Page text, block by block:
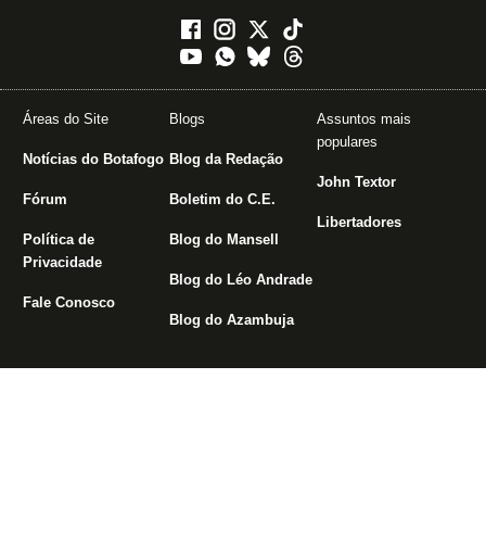
Áreas do Site
Notícias do Botafogo
Fórum
Política de
Privacidade
Fale Conosco
Blogs
Blog da Redação
Boletim do C.E.
Blog do Mansell
Blog do Léo Andrade
Blog do Azambuja
Assuntos mais
populares
John Textor
Libertadores